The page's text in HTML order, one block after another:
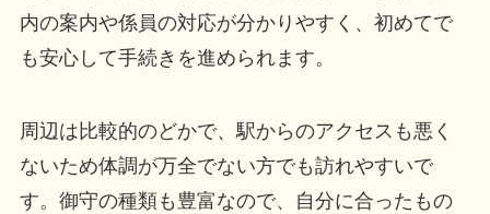
内の案内や係員の対応が分かりやすく、初めてで
も安心して手続きを進められます。
周辺は比較的のどかで、駅からのアクセスも悪く
ないため体調が万全でない方でも訪れやすいで
す。御守の種類も豊富なので、自分に合ったもの